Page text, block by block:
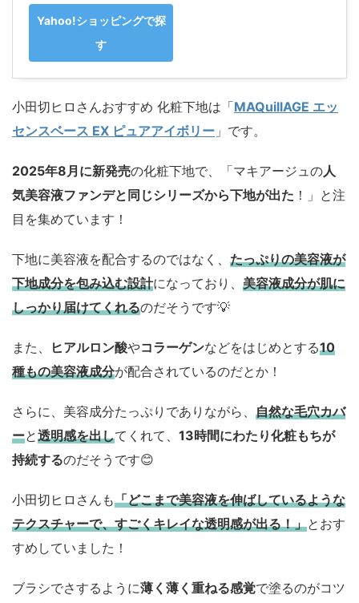
Yahoo!ショッピングで探
す
小田切ヒロさんおすすめ 化粧下地は「MAQuillAGE エッ
センスベース EX ピュアアイボリー 」です。
2025年8月に新発売の化粧下地で、「マキアージュの人
気美容液ファンデと同じシリーズから下地が出た ！」と注
目を集めています！
下地に美容液を配合するのではなく、 たっぷりの美容液が
下地成分を包み込む設計になっており、 美容液成分が肌に
しっかり届けてくれるのだそうです💡
また、 ヒアルロン酸やコラーゲンなどをはじめとする10
種もの美容液成分が配合されているのだとか！
さらに、美容成分たっぷりでありながら、 自然な毛穴カバ
ーと透明感を出してくれて、 13時間にわたり化粧もちが
持続するのだそうです😊
小田切ヒロさんも「どこまで美容液を伸ばしているような
テクスチャーで、すごくキレイな透明感が出る！」とおす
すめしていました！
ブラシでさするように薄く薄く重ねる感覚で塗るのがコツ